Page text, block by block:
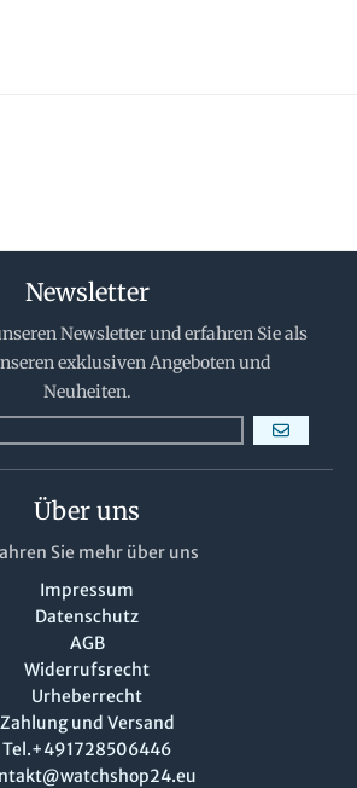
Newsletter
Newsletter und erfahren Sie als
exklusiven Angeboten und
Neuheiten.
Über uns
Sie mehr über uns
Impressum
Datenschutz
AGB
Widerrufsrecht
Urheberrecht
Zahlung und Versand
Tel.+491728506446